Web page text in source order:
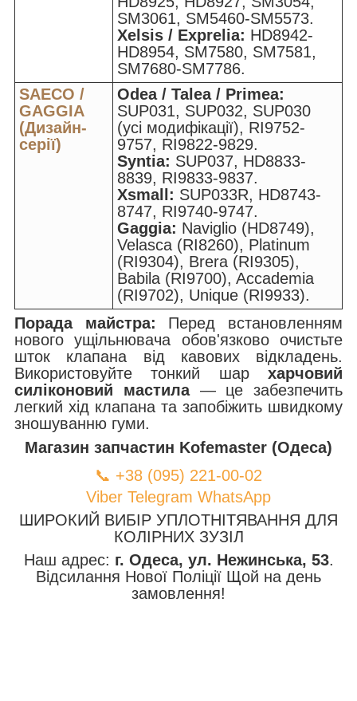
SM3061, SM5460-SM5573.
Xelsis / Exprelia: HD8942-
HD8954, SM7580, SM7581,
SM7680-SM7786.
SAECO /
GAGGIA
(Дизайн-
серії)
Odea / Talea / Primea:
SUP031, SUP032, SUP030
(усі модифікації), RI9752-
9757, RI9822-9829.
Syntia: SUP037, HD8833-
8839, RI9833-9837.
Xsmall: SUP033R, HD8743-
8747, RI9740-9747.
Gaggia: Naviglio (HD8749),
Velasca (RI8260), Platinum
(RI9304), Brera (RI9305),
Babila (RI9700), Accademia
(RI9702), Unique (RI9933).
Порада майстра: Перед встановленням
нового ущільнювача обов'язково очистьте
шток клапана від кавових відкладень.
Використовуйте тонкий шар харчовий
силіконовий мастила— це забезпечить
легкий хід клапана та запобіжить швидкому
зношуванню гуми.
Магазин запчастин Kofemaster (Одеса)
📞 +38 (095) 221-00-02
Viber Telegram WhatsApp
ШИРОКИЙ ВИБІР УПЛОТНІТЯВАННЯ ДЛЯ
КОЛІРНИХ ЗУЗІЛ
Наш адрес: г. Одеса, ул. Нежинська, 53.
Відсилання Нової Поліції Щой на день
замовлення!